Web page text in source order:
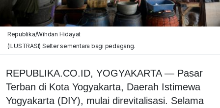
Republika/Wihdan Hidayat
(ILUSTRASI) Selter sementara bagi pedagang.
REPUBLIKA.CO.ID, YOGYAKARTA — Pasar
Terban di Kota Yogyakarta, Daerah Istimewa
Yogyakarta (DIY), mulai direvitalisasi. Selama